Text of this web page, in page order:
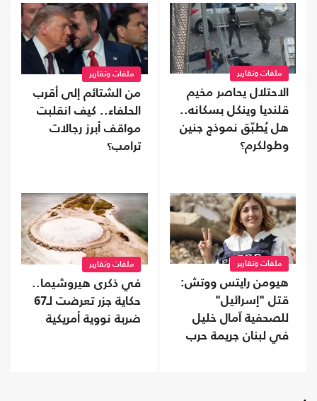
ملفات وتقارير
الاحتلال يحاصر مخيم
قلنديا وينكل بسكانه..
هل يُطبّق نموذج جنين
وطولكرم؟
ملفات وتقارير
من الشتائم إلى أقرب
الحلفاء.. كيف انقلبت
مواقف أبرز رجالات
ترامب؟
ملفات وتقارير
هيومن رايتس ووتش:
قتل "إسرائيل"
للصحفية آمال خليل
في لبنان جريمة حرب
ملفات وتقارير
في ذكرى هيروشيما..
حكاية جزر تعرضت لـ67
ضربة نووية أمريكية